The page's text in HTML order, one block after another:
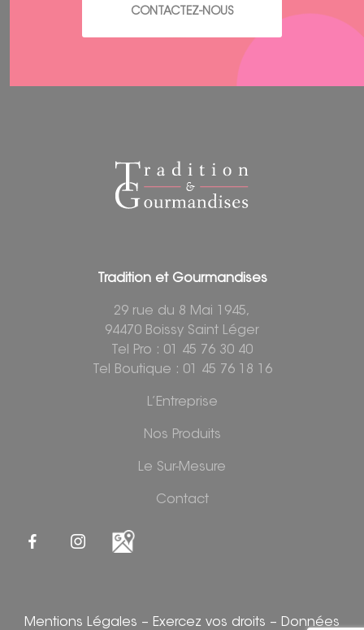
CONTACTEZ-NOUS
Tradition et Gourmandises
29 rue du 8 Mai 1945,
94470 Boissy Saint Léger
Tel Pro : 01 45 76 30 40
Tel Boutique : 01 45 76 18 16
L’Entreprise
Nos Produits
Le Sur-Mesure
Contact
Mentions Légales – Exercez vos droits – Données